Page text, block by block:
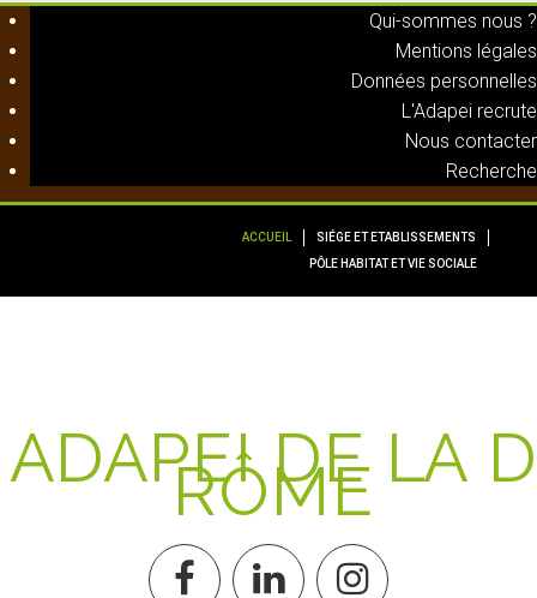
Qui-sommes nous ?
Mentions légales
Données personnelles
L'Adapei recrute
Nous contacter
Recherche
ACCUEIL
SIÉGE ET ETABLISSEMENTS
PÔLE HABITAT ET VIE SOCIALE
A DA PEI DE LA D
RÔ ME